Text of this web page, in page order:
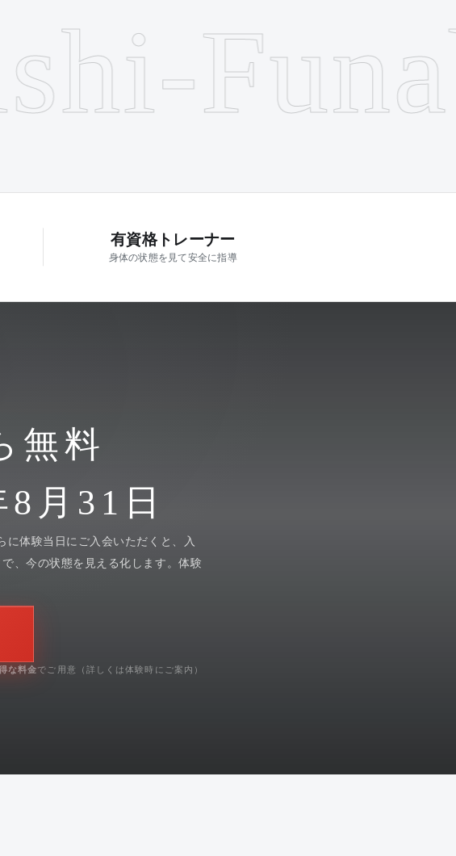
有資格トレーナー
身体の状態を見て安全に指導
無料
月31日
体験当日にご入会いただくと、入
、今の状態を見える化します。体験
な料金でご用意（詳しくは体験時にご案内）